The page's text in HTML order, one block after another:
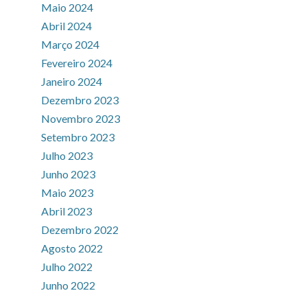
Maio 2024
Abril 2024
Março 2024
Fevereiro 2024
Janeiro 2024
Dezembro 2023
Novembro 2023
Setembro 2023
Julho 2023
Junho 2023
Maio 2023
Abril 2023
Dezembro 2022
Agosto 2022
Julho 2022
Junho 2022